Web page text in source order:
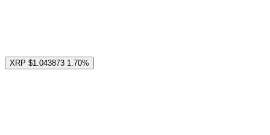
XRP $1.043873 1.70%